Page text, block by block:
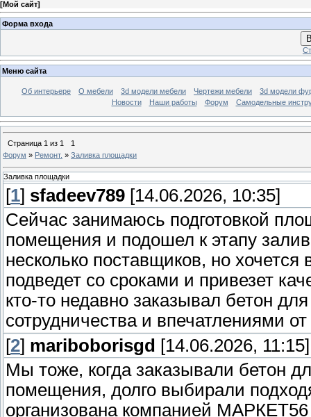
[Мой сайт]
Форма входа
Меню сайта
Об интерьере О мебели 3d модели мебели Чертежи мебели
3d модели
Новости
Наши работы Форум Самодельные
Страница 1 из 1
1
Форум » Ремонт. » Заливка площадки
Заливка площадки
[1] sfadeev789 [14.06.2026, 10:35]
Сейчас занимаюсь подготовкой
помещения и подошел к этапу
несколько поставщиков, но
подведет со сроками и привезет
кто-то недавно заказывал бетон
сотрудничества и впечатлениями от
[2] mariboborisgd [14.06.2026, 11:15]
Мы тоже, когда заказывали бетон
помещения, долго выбирали
организована компанией МАРКЕТ56